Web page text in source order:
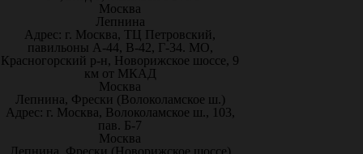
Москва
Лепнина
Адрес: г. Москва, ТЦ Петровский,
павильоны А-44, В-42, Г-34. МО,
Красногорский р-н, Новорижское шоссе, 9
км от МКАД
Москва
Лепнина, Фрески (Волоколамское ш.)
Адрес: г. Москва, Волоколамское ш., 103,
пав. Б-7
Москва
Лепнина, Фрески (Новорижское шоссе)